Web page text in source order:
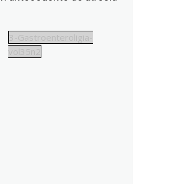
3-Gastroenteroligia-
vol35n2